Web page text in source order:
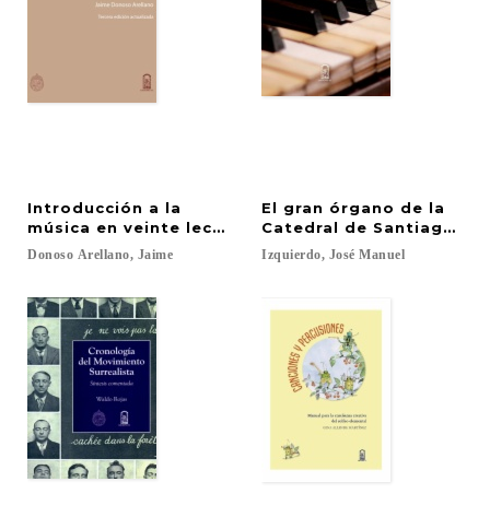
Introducción a la
música en veinte lecturas
Donoso Arellano, Jaime
El gran órgano de la
Catedral de Santiago de
Izquierdo, José Manuel